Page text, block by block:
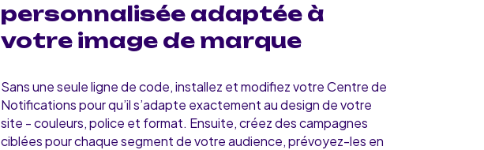
personnalisée adaptée à
votre image de marque
Sans une seule ligne de code, installez et modifiez votre Centre de
Notifications pour qu’il s’adapte exactement au design de votre
site - couleurs, police et format. Ensuite, créez des campagnes
ciblées pour chaque segment de votre audience, prévoyez-les en